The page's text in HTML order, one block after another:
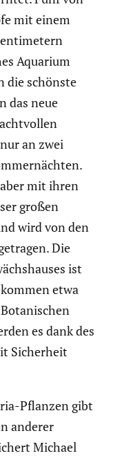
mit einem
Aquarium
die schönste
das neue
an zwei
mit ihren
großen
wird von den
Die
ist
etwa
es dank des
Sicher­heit
Pflanzen gibt
anderer
Michael